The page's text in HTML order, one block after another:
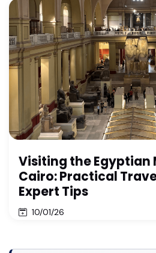
Visiting the Egyptian
Cairo: Practical
Expert Tips
10/01/26